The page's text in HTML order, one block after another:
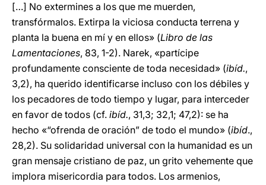
[…] No extermines a los que me muerden,
transfórmalos. Extirpa la viciosa conducta terrena y
planta la buena en mí y en ellos» (Libro de las
Lamentaciones, 83, 1-2). Narek, «partícipe
profundamente consciente de toda necesidad» (ibíd.,
3,2), ha querido identificarse incluso con los débiles y
los pecadores de todo tiempo y lugar, para interceder
en favor de todos (cf. ibíd., 31,3; 32,1; 47,2): se ha
hecho «“ofrenda de oración” de todo el mundo» (ibíd.,
28,2). Su solidaridad universal con la humanidad es un
gran mensaje cristiano de paz, un grito vehemente que
implora misericordia para todos. Los armenios,